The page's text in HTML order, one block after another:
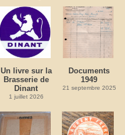
Un livre sur la
Brasserie de
Dinant
1 juillet 2026
Documents
1949
21 septembre 2025